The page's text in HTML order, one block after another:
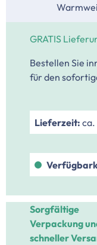
GRATIS
Bestellen Sie
für den
Lieferzeit: ca.
Sorgfältige
Verpackung
schneller